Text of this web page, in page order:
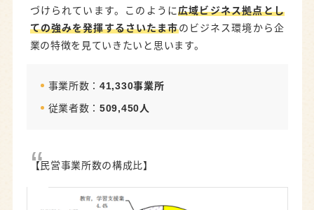
さいたま市の年収が高い企業
株式会社タムロン（見沼区・精密機器）
芝浦電子（中央区・電気機器）
づけられています。このように広域ビジネス拠点とし
ての強みを発揮するさいたま市のビジネス環境から企
業の特徴を見ていきたいと思います。
事業所数： 41,330事業所
従業者数： 509,450人
【民営事業所数の構成比】